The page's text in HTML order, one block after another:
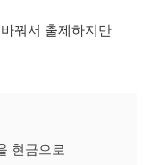
꿔서 출제하지만
현금으로